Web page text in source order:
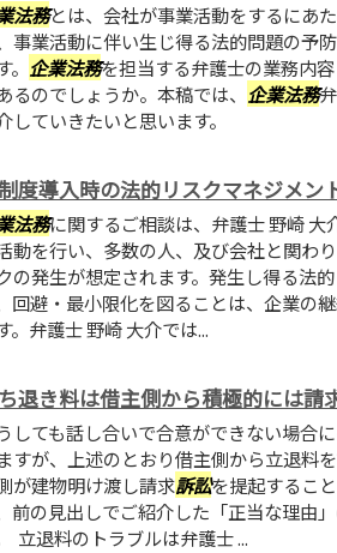
法務とは、会社が事業活動をするにあ
事業活動に伴い生じ得る法的問題の予
。 企業法務を担当する弁護士の業務内
るのでしょうか。本稿では、 企業法務
していきたいと思います。
度導入時の法的リスクマネジメン
法務に関するご相談は、弁護士 野崎
動を行い、多数の人、及び会社と関わ
の発生が想定されます。発生し得る法
回避・最小限化を図ることは、企業の
。弁護士 野崎 大介では...
退き料は借主側から積極的には請
しても話し合いで合意ができない場合
すが、上述のとおり借主側から立退料
が建物明け渡し請求訴訟を提起するこ
前の見出しでご紹介した「正当な理由
立退料のトラブルは弁護士 ...